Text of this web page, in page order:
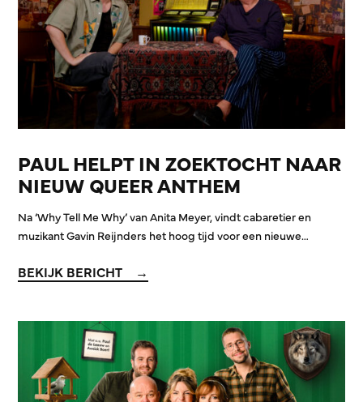
PAUL HELPT IN ZOEKTOCHT NAAR
NIEUW QUEER ANTHEM
Na ‘Why Tell Me Why’ van Anita Meyer, vindt cabaretier en
muzikant Gavin Reijnders het hoog tijd voor een nieuwe…
BEKIJK BERICHT